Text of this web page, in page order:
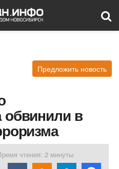
Предложить новость
обвинили в
чтения: 2 минуты